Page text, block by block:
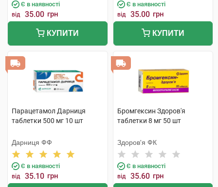
Є в наявності
від 35.00 грн
КУПИТИ
Є в наявності
від 35.00 грн
КУПИТИ
Парацетамол Дарниця
таблетки 500 мг 10 шт
Дарниця ФФ
Є в наявності
від 35.10 грн
Бромгексин Здоров'я
таблетки 8 мг 50 шт
Здоров'я ФК
Є в наявності
від 35.60 грн